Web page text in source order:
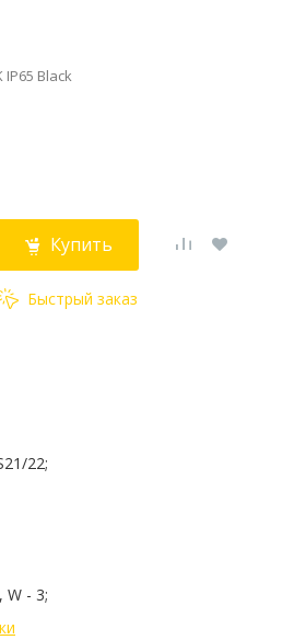
IP65 Black
Купить
Быстрый заказ
22;
- 3;